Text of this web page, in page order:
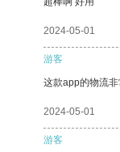
2024-05-01
游客
这款app的物流非
2024-05-01
游客